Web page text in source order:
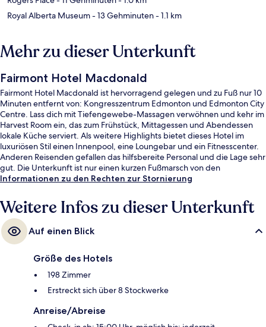
Royal Alberta Museum- 13 Gehminuten- 1.1 km
Mehr zu dieser Unterkunft
Fairmont Hotel Macdonald
Fairmont Hotel Macdonald ist hervorragend gelegen und zu Fuß nur 10
Minuten entfernt von: Kongresszentrum Edmonton und Edmonton City
Centre. Lass dich mit Tiefengewebe-Massagen verwöhnen und kehr im
Harvest Room ein, das zum Frühstück, Mittagessen und Abendessen
lokale Küche serviert. Als weitere Highlights bietet dieses Hotel im
luxuriösen Stil einen Innenpool, eine Loungebar und ein Fitnesscenter.
Anderen Reisenden gefallen das hilfsbereite Personal und die Lage sehr
gut. Die Unterkunft ist nur einen kurzen Fußmarsch von den
öffentlichen Verkehrsmitteln entfernt: Zur U-Bahn läuft man 3 Minuten
Informationen zu den Rechten zur Stornierung
Weitere Infos zu dieser Unterkunft
Auf einen Blick
Größe des Hotels
198 Zimmer
Erstreckt sich über 8 Stockwerke
Anreise/Abreise